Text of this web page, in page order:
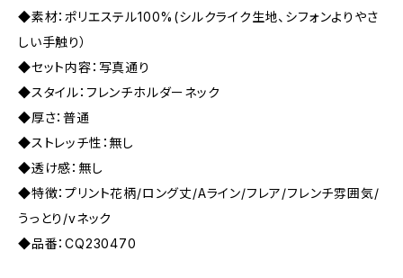
◆素材：ポリエステル100%(シルクライク生地、シフォンよりやさ
しい手触り）
◆セット内容：写真通り
◆スタイル：フレンチホルダーネック
◆厚さ：普通
◆ストレッチ性：無し
◆透け感：無し
◆特徴：プリント花柄/ロング丈/Aライン/フレア/フレンチ雰囲気/
うっとり/vネック
◆品番：CQ230470